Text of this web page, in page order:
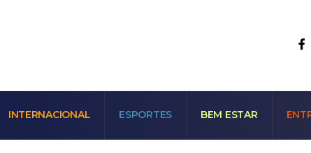
INTERNACIONAL ESPORTES BEM ESTAR